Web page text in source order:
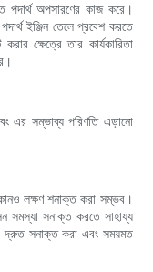
পদার্থ অপসারণের কাজ করে।
ইঞ্জিন তেলে প্রবেশ করতে
ক্ষেত্রে তার কার্যকারিতা
এর সম্ভাব্য পরিণতি এড়ানো
কোনও লক্ষণ শনাক্ত করা সম্ভব।
সমস্যা সনাক্ত করতে সাহায্য
দ্রুত সনাক্ত করা এবং সময়মত